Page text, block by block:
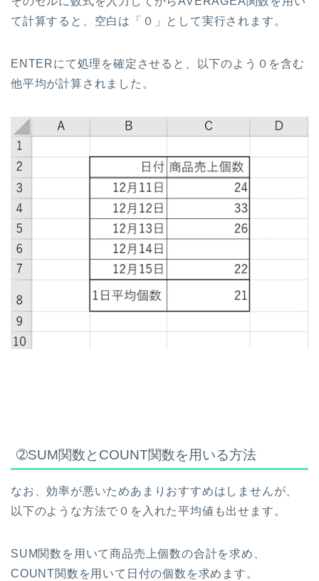
て計算すると、空白は「０」として実行されます。
ENTERにて処理を確定させると、以下のよう０を含む
他平均が計算されました。
➁SUM関数とCOUNT関数を用いる方法
なお、効率が悪いためあまりおすすめはしませんが、
以下のような方法で０を入れた平均値も出せます。
SUM関数を用いて商品売上個数の合計を求め、
COUNT関数を用いて日付の個数を求めます。